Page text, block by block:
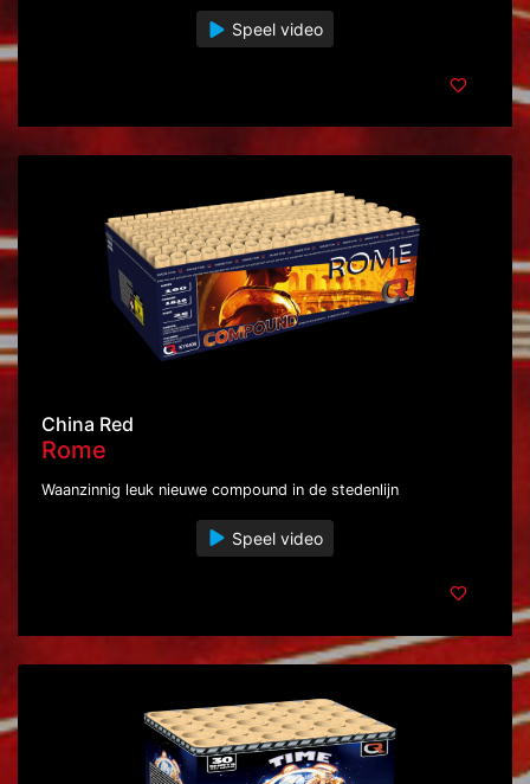
Speel video
China Red
Rome
Waanzinnig leuk nieuwe compound in de stedenlijn
Speel video